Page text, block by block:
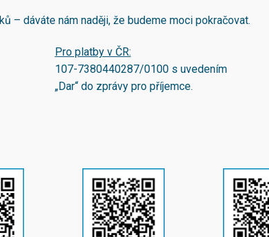
– dáváte nám naději, že budeme moci pokračovat.
Pro platby v ČR:
107-7380440287/0100s uvedením
„Dar“ do zprávy pro příjemce.